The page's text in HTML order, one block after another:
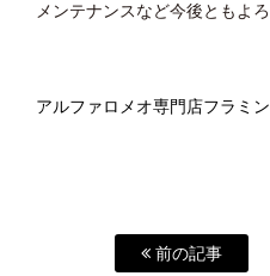
メンテナンスなど今後ともよ
アルファロメオ専門店フラミ
前の記事